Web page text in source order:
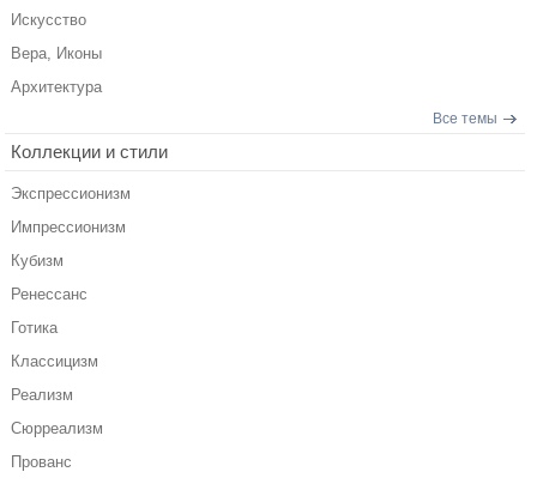
Искусство
Вера, Иконы
Архитектура
Все темы
Коллекции и стили
Экспрессионизм
Импрессионизм
Кубизм
Ренессанс
Готика
Классицизм
Реализм
Сюрреализм
Прованс